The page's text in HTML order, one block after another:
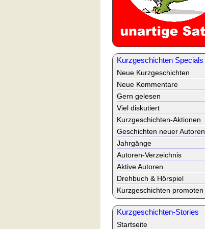
Kurzgeschichten Specials
Neue Kurzgeschichten
Neue Kommentare
Gern gelesen
Viel diskutiert
Kurzgeschichten-Aktionen
Geschichten neuer Autoren
Jahrgänge
Autoren-Verzeichnis
Aktive Autoren
Drehbuch & Hörspiel
Kurzgeschichten promoten
Kurzgeschichten-Stories
Startseite